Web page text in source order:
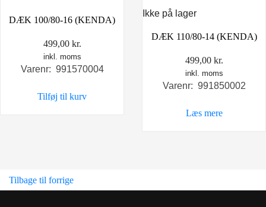
DÆK 100/80-16 (KENDA)
499,00 kr.
inkl. moms
Varenr: 991570004
Tilføj til kurv
Ikke på lager
DÆK 110/80-14 (KENDA)
499,00 kr.
inkl. moms
Varenr: 991850002
Læs mere
Tilbage til forrige